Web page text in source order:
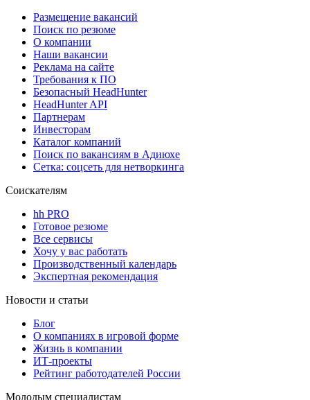
Размещение вакансий
Поиск по резюме
О компании
Наши вакансии
Реклама на сайте
Требования к ПО
Безопасный HeadHunter
HeadHunter API
Партнерам
Инвесторам
Каталог компаний
Поиск по вакансиям в Адиюхе
Сетка: соцсеть для нетворкинга
Соискателям
hh PRO
Готовое резюме
Все сервисы
Хочу у вас работать
Производственный календарь
Экспертная рекомендация
Новости и статьи
Блог
О компаниях в игровой форме
Жизнь в компании
ИТ-проекты
Рейтинг работодателей России
Молодым специалистам